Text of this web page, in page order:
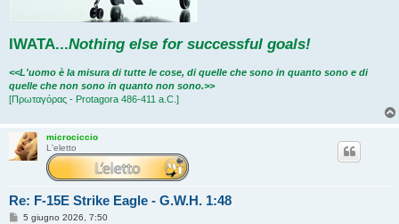
IWATA Nothing else for successful goals!
<<L'uomo è la misura di tutte le cose, di quelle che sono in quanto sono e di
quelle che non sono in quanto non sono.>>
[Πρωταγόρας - Protagora 486-411 a.C.]
microciccio
L'eletto
Re: F-15E Strike Eagle - G.W.H. 1:48
M5 giugno 2026, 7:50